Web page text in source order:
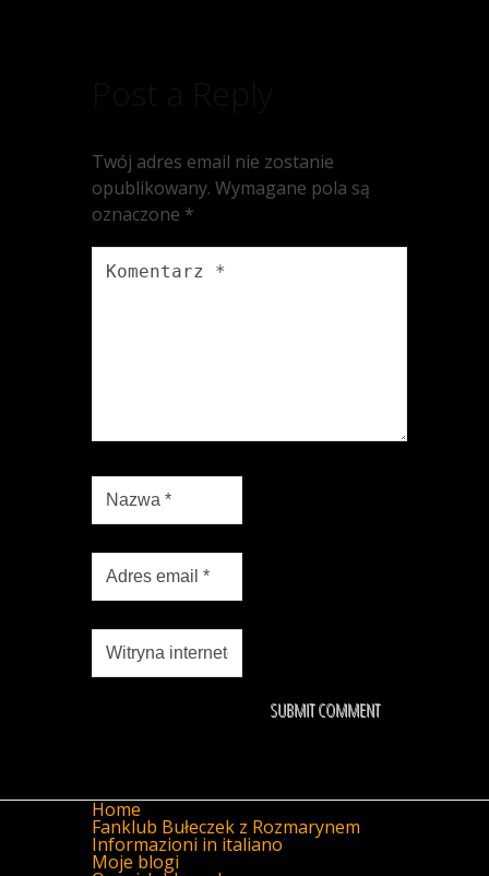
Twój adres email nie zostanie
opublikowany. Wymagane pola są
oznaczone *
Home
Fanklub Bułeczek z Rozmarynem
Informazioni in italiano
Moje blogi